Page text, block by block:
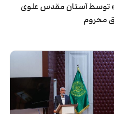
توسط آستان مقدس علوی
محروم